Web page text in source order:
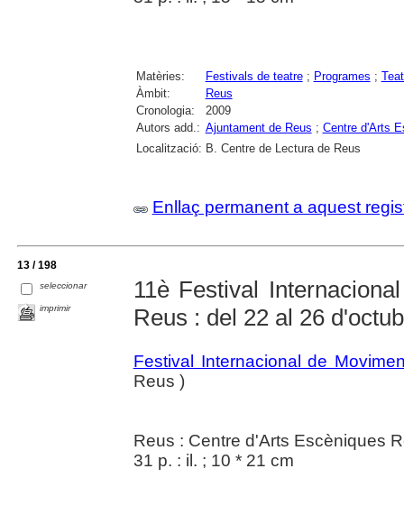
Matèries: Festivals de teatre; Programes ;
Àmbit:
Reus
Cronologia:
2009
Autors add.: Ajuntament de Reus ; Centre d'Arts
Localització: B. Centre de Lectura de Reus
Enllaç permanent a aquest
13 / 198
seleccionar
imprimir
11è Festival
Reus : del 22 al 26
Festival Internacional de
Reus )
Reus : Centre d'Arts Escèniques
31 p. : il. ; 10 * 21 cm